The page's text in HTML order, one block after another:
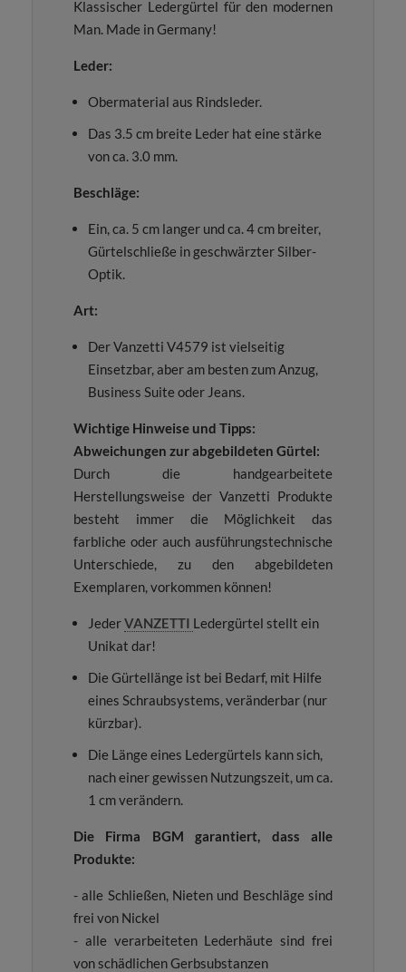
Klassischer Ledergürtel für den modernen
Man. Made in Germany!
Leder:
Obermaterial aus Rindsleder.
Das 3.5 cm breite Leder hat eine stärke
von ca. 3.0 mm.
Beschläge:
Ein, ca. 5 cm langer und ca. 4 cm breiter,
Gürtelschließe in geschwärzter Silber-
Optik.
Art:
Der Vanzetti V4579 ist vielseitig
Einsetzbar, aber am besten zum Anzug,
Business Suite oder Jeans.
Wichtige Hinweise und Tipps:
Abweichungen zur abgebildeten Gürtel:
Durch die handgearbeitete
Herstellungsweise der Vanzetti Produkte
besteht immer die Möglichkeit das
farbliche oder auch ausführungstechnische
Unterschiede, zu den abgebildeten
Exemplaren, vorkommen können!
JederVANZETTI Ledergürtel stellt ein
Unikat dar!
Die Gürtellänge ist bei Bedarf, mit Hilfe
eines Schraubsystems, veränderbar (nur
kürzbar).
Die Länge eines Ledergürtels kann sich,
nach einer gewissen Nutzungszeit, um ca.
1 cm verändern.
Die Firma BGM garantiert, dass alle
Produkte:
- alle Schließen, Nieten und Beschläge sind
frei von Nickel
- alle verarbeiteten Lederhäute sind frei
von schädlichen Gerbsubstanzen